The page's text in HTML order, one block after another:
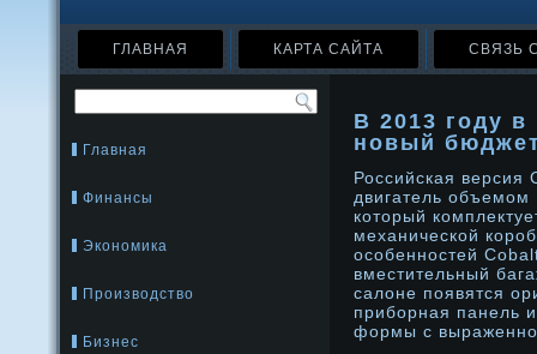
ГЛАВНАЯ КАРТА САЙТА СВЯЗЬ
Главная
Финансы
Экономика
Производство
Бизнес
В 2013 году
новый
Российская версия
двигатель
который
механической
особенностей
вместительный
салоне появятся
приборная панель
формы с